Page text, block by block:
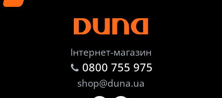
Інтернет-магазин
0800 755 975
shop@duna.ua